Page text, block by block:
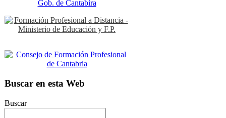
Buscar en esta Web
Buscar